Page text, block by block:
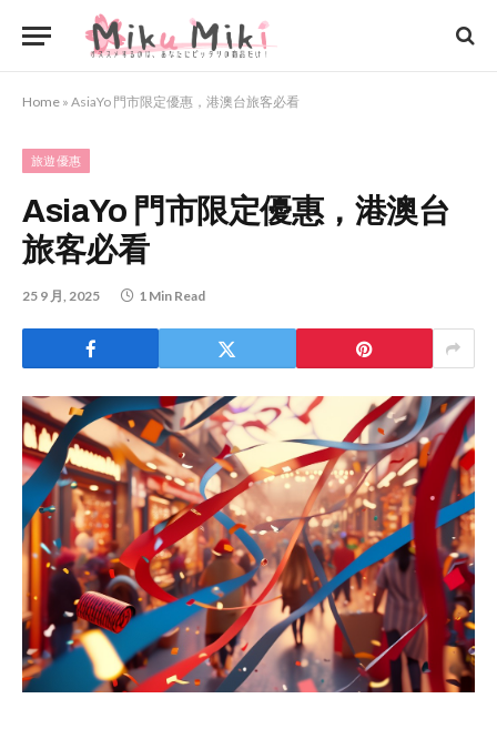
Home » AsiaYo 門市限定優惠，港澳台旅客必看
旅遊優惠
AsiaYo 門市限定優惠，港澳台
旅客必看
25 9 月, 2025 1 Min Read